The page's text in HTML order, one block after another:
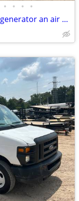
• • • •
Ford E450 Super Duty 2008 V10 has generator an air compresser